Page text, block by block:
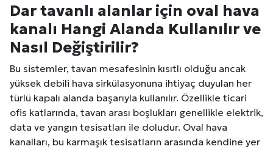
Dar tavanlı alanlar için oval hava
kanalı Hangi Alanda Kullanılır ve
Nasıl Değiştirilir?
Bu sistemler, tavan mesafesinin kısıtlı olduğu ancak
yüksek debili hava sirkülasyonuna ihtiyaç duyulan her
türlü kapalı alanda başarıyla kullanılır. Özellikle ticari
ofis katlarında, tavan arası boşlukları genellikle elektrik,
data ve yangın tesisatları ile doludur. Oval hava
kanalları, bu karmaşık tesisatların arasında kendine yer